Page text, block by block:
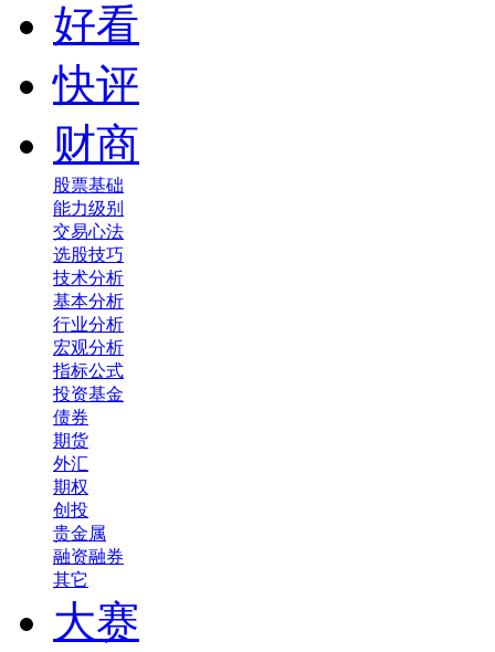
好看
快评
财商
股票基础
能力级别
交易心法
选股技巧
技术分析
基本分析
行业分析
宏观分析
指标公式
投资基金
债券
期货
外汇
期权
创投
贵金属
融资融券
其它
大赛